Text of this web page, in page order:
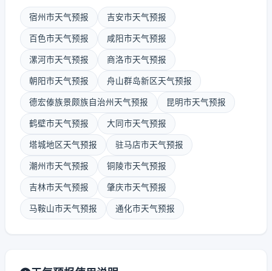
宿州市天气预报 吉安市天气预报
百色市天气预报 咸阳市天气预报
漯河市天气预报 商洛市天气预报
朝阳市天气预报 舟山群岛新区天气预报
德宏傣族景颇族自治州天气预报 昆明市天气预报
鹤壁市天气预报 大同市天气预报
塔城地区天气预报 驻马店市天气预报
潮州市天气预报 铜陵市天气预报
吉林市天气预报 肇庆市天气预报
马鞍山市天气预报 通化市天气预报